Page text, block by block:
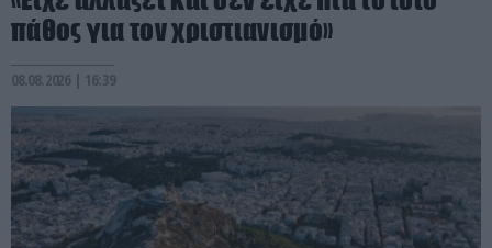
πάθος για τον χριστιανισμό»
08.08.2026 | 16:39